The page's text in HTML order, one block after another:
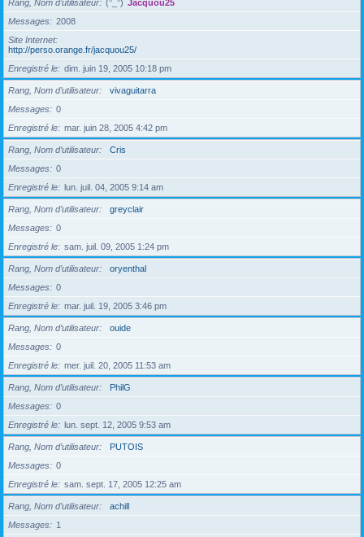
Rang, Nom d’utilisateur (°_°) Jacquou25
Messages
2008
Site Internet
http://perso.orange.fr/jacquou25/
Enregistré le
dim. juin 19, 2005 10:18 pm
Rang, Nom d’utilisateur
vivaguitarra
Messages
0
Enregistré le
mar. juin 28, 2005 4:42 pm
Rang, Nom d’utilisateur
Cris
Messages
0
Enregistré le
lun. juil. 04, 2005 9:14 am
Rang, Nom d’utilisateur
greyclair
Messages
0
Enregistré le
sam. juil. 09, 2005 1:24 pm
Rang, Nom d’utilisateur
oryenthal
Messages
0
Enregistré le
mar. juil. 19, 2005 3:46 pm
Rang, Nom d’utilisateur
ouide
Messages
0
Enregistré le
mer. juil. 20, 2005 11:53 am
Rang, Nom d’utilisateur
PhilG
Messages
0
Enregistré le
lun. sept. 12, 2005 9:53 am
Rang, Nom d’utilisateur
PUTOIS
Messages
0
Enregistré le
sam. sept. 17, 2005 12:25 am
Rang, Nom d’utilisateur
achill
Messages
1